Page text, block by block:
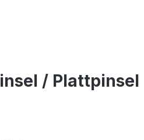
/ Plattpinsel